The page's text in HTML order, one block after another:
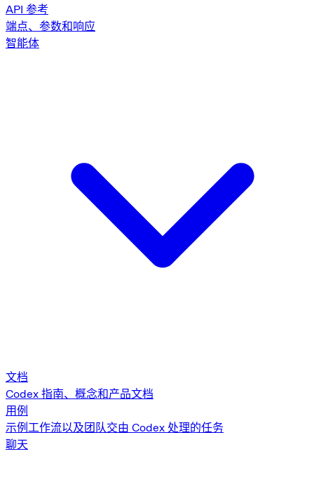
API 参考
端点、参数和响应
智能体
文档
Codex 指南、概念和产品文档
用例
示例工作流以及团队交由 Codex 处理的任务
聊天